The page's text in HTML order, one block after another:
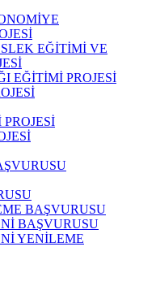
EĞİTİMİ VE
EĞİTİMİ PROJESİ
BAŞVURUSU
BAŞVURUSU
YENİLEME